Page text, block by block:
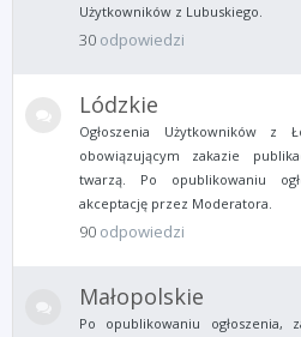
Użytkowników z Lubuskiego.
30 odpowiedzi
Lódzkie
Ogłoszenia Użytkowników z
obowiązującym zakazie
twarzą. Po opublikowaniu
akceptację przez Moderatora.
90 odpowiedzi
Małopolskie
Po opublikowaniu ogłoszenia,